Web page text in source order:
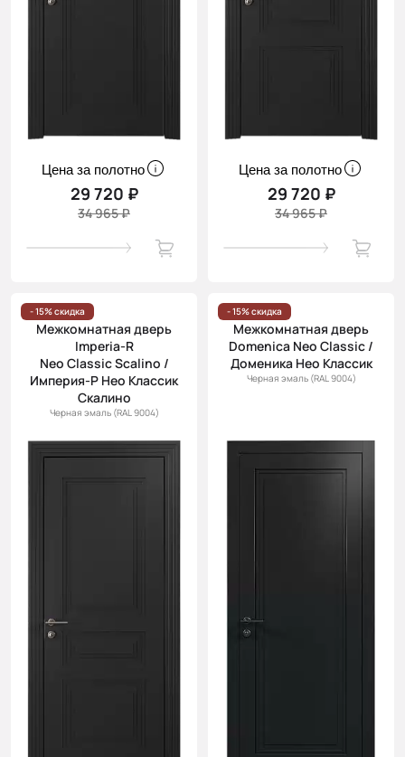
Цена за полотно
29 720 ₽
34 965 ₽
Цена за полотно
29 720 ₽
34 965 ₽
- 15% скидка
Межкомнатная дверь
Imperia-R
Neo Classic Scalino /
Империя-Р Нео Классик
Скалино
Черная эмаль (RAL 9004)
- 15% скидка
Межкомнатная дверь
Domenica Neo Classic /
Доменика Нео Классик
Черная эмаль (RAL 9004)